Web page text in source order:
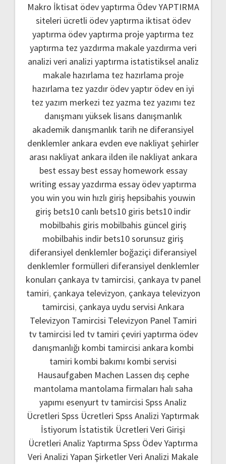
Makro İktisat ödev yaptırma Ödev YAPTIRMA
siteleri ücretli ödev yaptırma iktisat ödev
yaptırma ödev yaptırma proje yaptırma tez
yaptırma tez yazdırma makale yazdırma veri
analizi veri analizi yaptırma istatistiksel analiz
makale hazırlama tez hazırlama proje
hazırlama tez yazdır ödev yaptır ödev en iyi
tez yazım merkezi tez yazma tez yazımı tez
danışmanı yüksek lisans danışmanlık
akademik danışmanlık tarih ne diferansiyel
denklemler ankara evden eve nakliyatşehirler
arası nakliyat ankara ilden ile nakliyat ankara
best essay best essay homework essay
writing essay yazdırma essay ödev yaptırma
you win you win hızlı giriş hepsibahis youwin
giriş bets10 canlı bets10 giris bets10 indir
mobilbahis giris mobilbahis güncel giriş
mobilbahis indir bets10 sorunsuz giriş
diferansiyel denklemler boğaziçi diferansiyel
denklemler formülleri diferansiyel denklemler
konuları çankaya tv tamircisi, çankaya tv panel
tamiri, çankaya televizyon, çankaya televizyon
tamircisi, çankaya uydu servisi Ankara
Televizyon Tamircisi Televizyon Panel Tamiri
tv tamircisi led tv tamiri çeviri yaptırma ödev
danışmanlığı kombi tamircisi ankara kombi
tamiri kombi bakımı kombi servisi
Hausaufgaben Machen Lassen dış cephe
mantolama mantolama firmaları halı saha
yapımı esenyurt tv tamircisi Spss Analiz
Ücretleri Spss Ücretleri Spss Analizi Yaptırmak
İstiyorum İstatistik Ücretleri Veri Girişi
Ücretleri Analiz Yaptırma Spss Ödev Yaptırma
Veri Analizi Yapan ŞirketlerVeri Analizi Makale